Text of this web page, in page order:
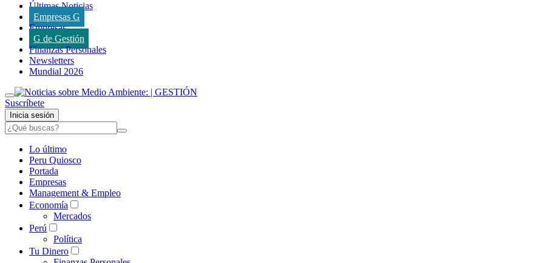
Últimas Noticias
Empresas G
Empresas
G de Gestión
Finanzas Personales
Newsletters
Mundial 2026
Suscríbete
Inicia sesión
Lo último
Peru Quiosco
Portada
Empresas
Management & Empleo
Economía
Mercados
Perú
Política
Tu Dinero